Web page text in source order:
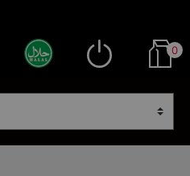
0